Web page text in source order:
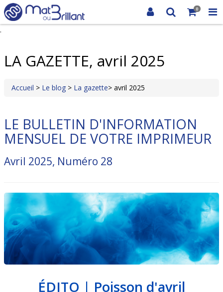
.
0
LA GAZETTE, avril 2025
Accueil > Le blog > La gazette> avril 2025
LE BULLETIN D'INFORMATION
MENSUEL DE VOTRE IMPRIMEUR
Avril 2025, Numéro 28
ÉDITO | Poisson d'avril